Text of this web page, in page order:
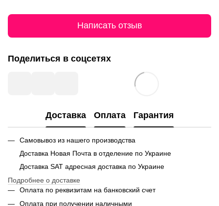
Написать отзыв
Поделиться в соцсетях
Доставка Оплата Гарантия
Самовывоз из нашего производства
Доставка Новая Почта в отделение по Украине
Доставка SAT адресная доставка по Украине
Подробнее о доставке
Оплата по реквизитам на банковский счет
Оплата при получении наличными